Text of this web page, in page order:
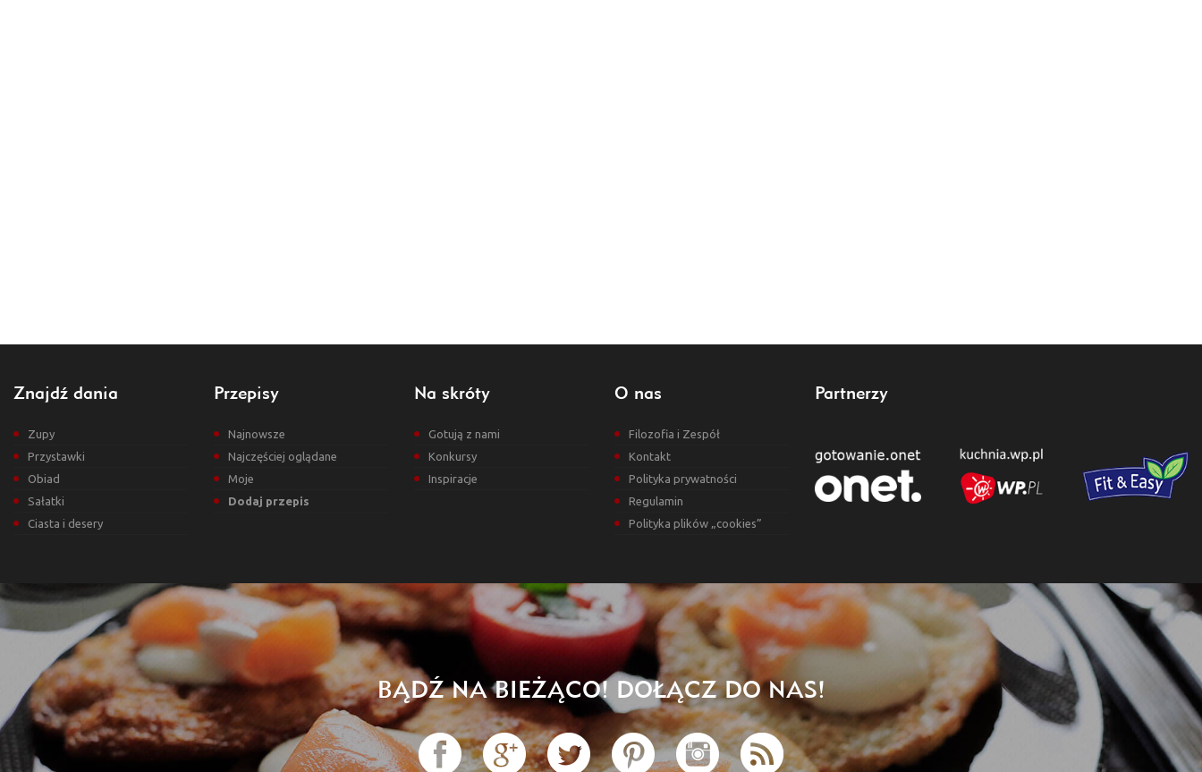
Znajdź dania
Zupy
Przystawki
Obiad
Sałatki
Ciasta i desery
Przepisy
Najnowsze
Najczęściej oglądane
Moje
Dodaj przepis
Na skróty
Gotują z nami
Konkursy
Inspiracje
O nas
Filozofia i Zespół
Kontakt
Polityka prywatności
Regulamin
Polityka plików „cookies”
Partnerzy
BĄDŹ NA BIEŻĄCO! DOŁĄCZ DO NAS!